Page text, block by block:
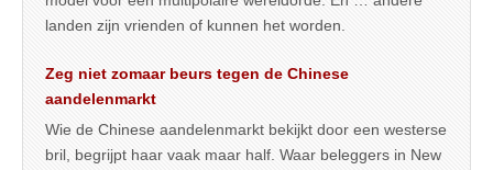
landen zijn vrienden of kunnen het worden.
Zeg niet zomaar beurs tegen de Chinese
aandelenmarkt
Wie de Chinese aandelenmarkt bekijkt door een westerse
bril, begrijpt haar vaak maar half. Waar beleggers in New